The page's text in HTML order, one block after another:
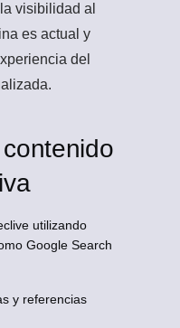
visibilidad al
es actual y
del
utilizando
Google Search
y referencias